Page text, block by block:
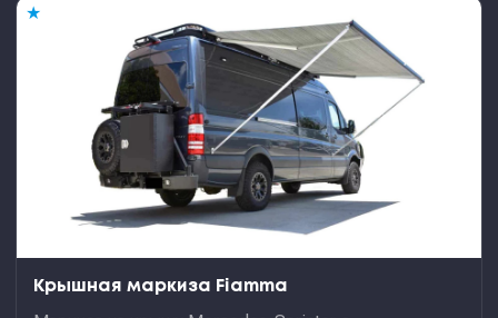
★
Крышная маркиза Fiamma